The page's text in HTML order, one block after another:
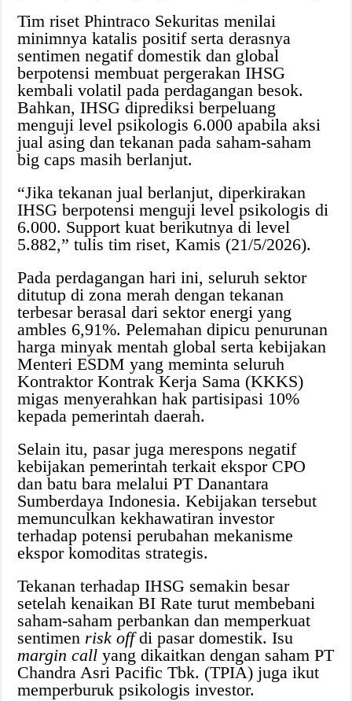
Tim riset Phintraco Sekuritas menilai
minimnya katalis positif serta derasnya
sentimen negatif domestik dan global
berpotensi membuat pergerakan IHSG
kembali volatil pada perdagangan besok.
Bahkan, IHSG diprediksi berpeluang
menguji level psikologis 6.000 apabila aksi
jual asing dan tekanan pada saham-saham
big caps masih berlanjut.
“Jika tekanan jual berlanjut, diperkirakan
IHSG berpotensi menguji level psikologis di
6.000. Support kuat berikutnya di level
5.882,” tulis tim riset, Kamis (21/5/2026).
Pada perdagangan hari ini, seluruh sektor
ditutup di zona merah dengan tekanan
terbesar berasal dari sektor energi yang
ambles 6,91%. Pelemahan dipicu penurunan
harga minyak mentah global serta kebijakan
Menteri ESDM yang meminta seluruh
Kontraktor Kontrak Kerja Sama (KKKS)
migas menyerahkan hak partisipasi 10%
kepada pemerintah daerah.
Selain itu, pasar juga merespons negatif
kebijakan pemerintah terkait ekspor CPO
dan batu bara melalui PT Danantara
Sumberdaya Indonesia. Kebijakan tersebut
memunculkan kekhawatiran investor
terhadap potensi perubahan mekanisme
ekspor komoditas strategis.
Tekanan terhadap IHSG semakin besar
setelah kenaikan BI Rate turut membebani
saham-saham perbankan dan memperkuat
sentimen risk offdi pasar domestik. Isu
margin call yang dikaitkan dengan saham PT
Chandra Asri Pacific Tbk. (TPIA) juga ikut
memperburuk psikologis investor.